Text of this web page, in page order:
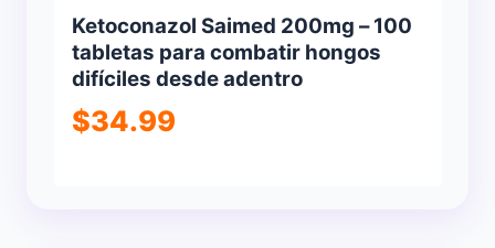
Ketoconazol Saimed 200mg – 100
tabletas para combatir hongos
difíciles desde adentro
$34.99